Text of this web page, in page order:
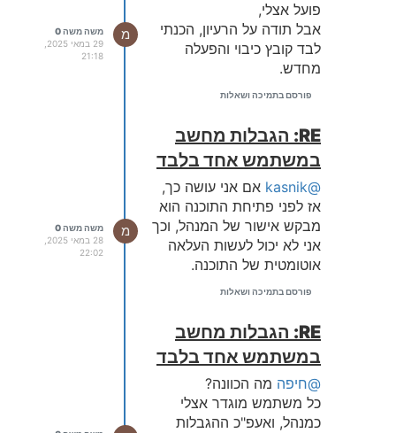
פועל אצלי,
אבל תודה על הרעיון, הכנתי
לבד קובץ כיבוי והפעלה
מחדש.
פורסם בתמיכה ושאלות
מ
משה משה 0
21:18
RE: הגבלות מחשב
במשתמש אחד בלבד
@kasnik
אם אני עושה כך,
אז לפני פתיחת התוכנה הוא
מבקש אישור של המנהל, וכך
אני לא יכול לעשות העלאה
אוטומטית של התוכנה.
פורסם בתמיכה ושאלות
מ
משה משה 0
22:02
RE: הגבלות מחשב
במשתמש אחד בלבד
@חיפה מה הכוונה?
כל משתמש מוגדר אצלי
כמנהל, ואעפ"כ ההגבלות